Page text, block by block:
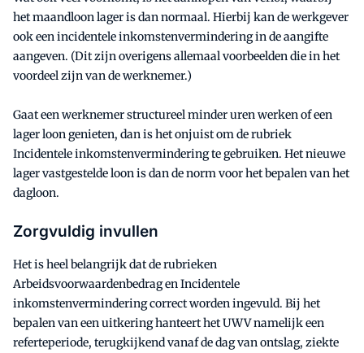
het maandloon lager is dan normaal. Hierbij kan de werkgever
ook een incidentele inkomstenvermindering in de aangifte
aangeven. (Dit zijn overigens allemaal voorbeelden die in het
voordeel zijn van de werknemer.)
Gaat een werknemer structureel minder uren werken of een
lager loon genieten, dan is het onjuist om de rubriek
Incidentele inkomstenvermindering te gebruiken. Het nieuwe
lager vastgestelde loon is dan de norm voor het bepalen van het
dagloon.
Zorgvuldig invullen
Het is heel belangrijk dat de rubrieken
Arbeidsvoorwaardenbedrag en Incidentele
inkomstenvermindering correct worden ingevuld. Bij het
bepalen van een uitkering hanteert het UWV namelijk een
referteperiode, terugkijkend vanaf de dag van ontslag, ziekte